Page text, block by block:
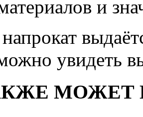
и
увидеть
МОЖЕТ